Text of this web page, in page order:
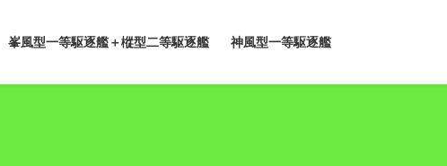
峯風型一等駆逐艦＋樅型二等駆逐艦 神風型一等駆逐艦